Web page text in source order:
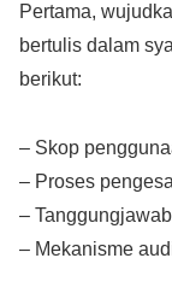
Pertama,
bertulis dalam
berikut:
– Skop
– Proses
–
– Mekanisme